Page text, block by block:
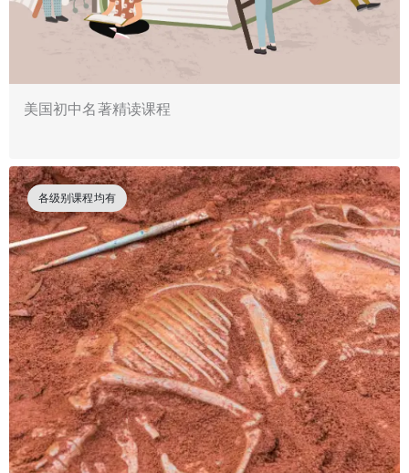
美国初中名著精读课程
各级别课程均有